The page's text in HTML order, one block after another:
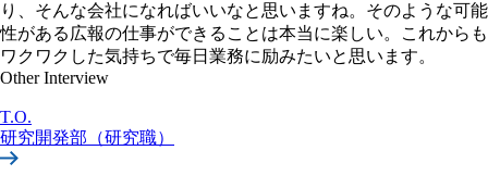
り、そんな会社になればいいなと思いますね。そのような可能
性がある広報の仕事ができることは本当に楽しい。これからも
ワクワクした気持ちで毎日業務に励みたいと思います。
Other Interview
T.O.
研究開発部（研究職）